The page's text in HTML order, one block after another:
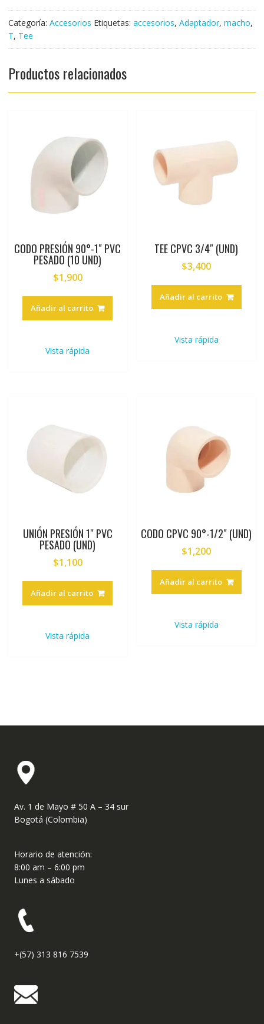
cantidad
Categoría: Accesorios Etiquetas: accesorios, Adaptador, macho,
T, Tee
Productos relacionados
CODO PRESIÓN 90°-1″ PVC
PESADO (10 UND)
$1,900
Añadir al carrito
Vista rápida
TEE CPVC 3/4″ (UND)
$3,400
Añadir al carrito
Vista rápida
UNIÓN PRESIÓN 1″ PVC
PESADO (UND)
$1,100
Añadir al carrito
Vista rápida
CODO CPVC 90°-1/2″ (UND)
$1,200
Añadir al carrito
Vista rápida
Av. 1 de Mayo # 50 A – 34 sur
Bogotá (Colombia)
Horario de atención:
8:00 am – 6:00 pm
Lunes a sábado
+(57) 313 816 7539